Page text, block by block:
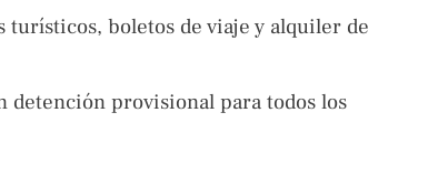
boletos de viaje y alquiler de
provisional para todos los